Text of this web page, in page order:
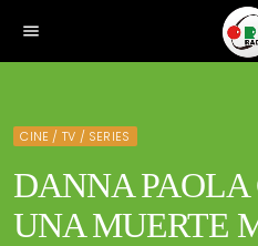
menu
CINE / TV / SERIES
DANNA
UNA MUERTE